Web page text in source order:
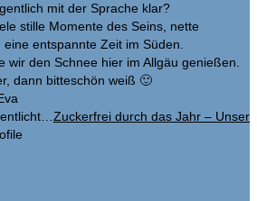
mit der Sprache klar?
stille Momente des Seins, nette
entspannte Zeit im Süden.
wir den Schnee hier im Allgäu genießen.
dann bitteschön weiß 🙂
Zuckerfrei durch das Jahr – Unser